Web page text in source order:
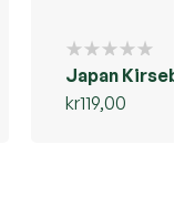
Japan
kr119,00